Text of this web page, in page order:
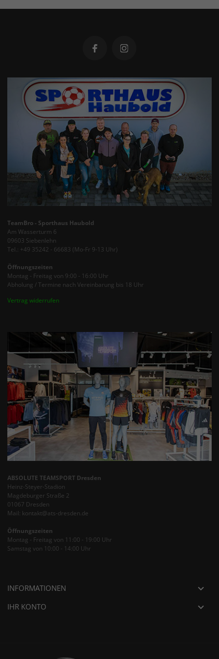
TeamBro - Sporthaus Haubold
Am Wasserturm 6
09603 Siebenlehn
Tel.: +49 35242 - 66683 (Mo-Fr 9-13 Uhr)
Öffnungszeiten
Montag - Freitag von 9:00 - 16:00 Uhr
Abholung / Termine nach Vereinbarung bis 18 Uhr
Vertrag widerrufen
ABSOLUTE TEAMSPORT Dresden
Heinz-Steyer-Stadion
Magdeburger Straße 2
01067 Dresden
Mail: kontakt@ats-dresden.de
Öffnungszeiten
Montag - Freitag von 11:00 - 19:00 Uhr
Samstag von 10:00 - 14:00 Uhr
INFORMATIONEN 
IHR KONTO 